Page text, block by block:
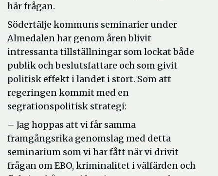
här frågan.
Södertälje kommuns seminarier under
Almedalen har genom åren blivit
intressanta tillställningar som lockat både
publik och beslutsfattare och som givit
politisk effekt i landet i stort. Som att
regeringen kommit med en
segrationspolitisk strategi:
– Jag hoppas att vi får samma
framgångsrika genomslag med detta
seminarium som vi har fått när vi drivit
frågan om EBO, kriminalitet i välfärden och